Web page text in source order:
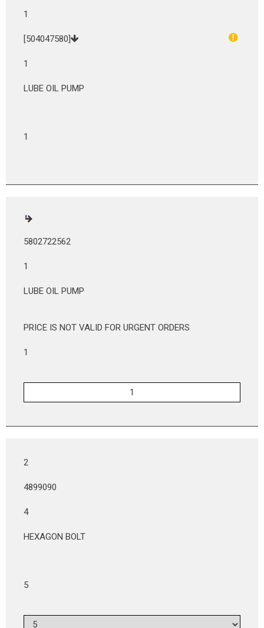
1
[504047580]
1
LUBE OIL PUMP
1
5802722562
1
LUBE OIL PUMP
PRICE IS NOT VALID FOR URGENT ORDERS
1
2
4899090
4
HEXAGON BOLT
5